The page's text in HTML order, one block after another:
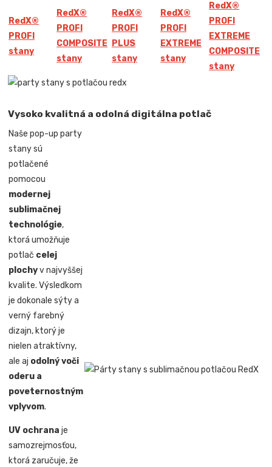
RedX®
PROFI
stany
RedX®
PROFI
COMPOSITE
stany
RedX®
PROFI
PLUS
stany
RedX®
PROFI
EXTREME
stany
RedX®
PROFI
EXTREME
COMPOSITE
stany
Vysoko kvalitná a odolná digitálna potlač
Naše pop-up party
stany sú
potlačené
pomocou
modernej
sublimačnej
technológie,
ktorá umožňuje
potlač celej
plochyv najvyššej
kvalite. Výsledkom
je dokonale sýty a
verný farebný
dizajn, ktorý je
nielen atraktívny,
ale aj odolný voči
oderu a
poveternostným
vplyvom.
UV ochrana je
samozrejmosťou,
ktorá zaručuje, že